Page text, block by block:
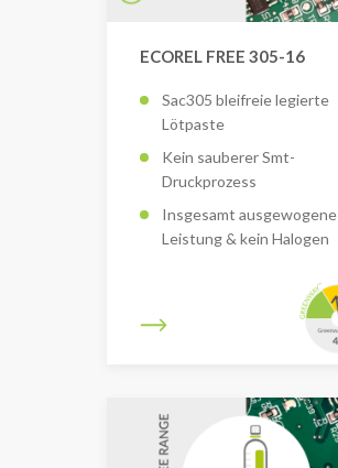
ECOREL FREE 305-16
Sac305 bleifreie legierte
Lötpaste
Kein sauberer Smt-
Druckprozess
Insgesamt ausgewogene
Leistung & kein Halogen